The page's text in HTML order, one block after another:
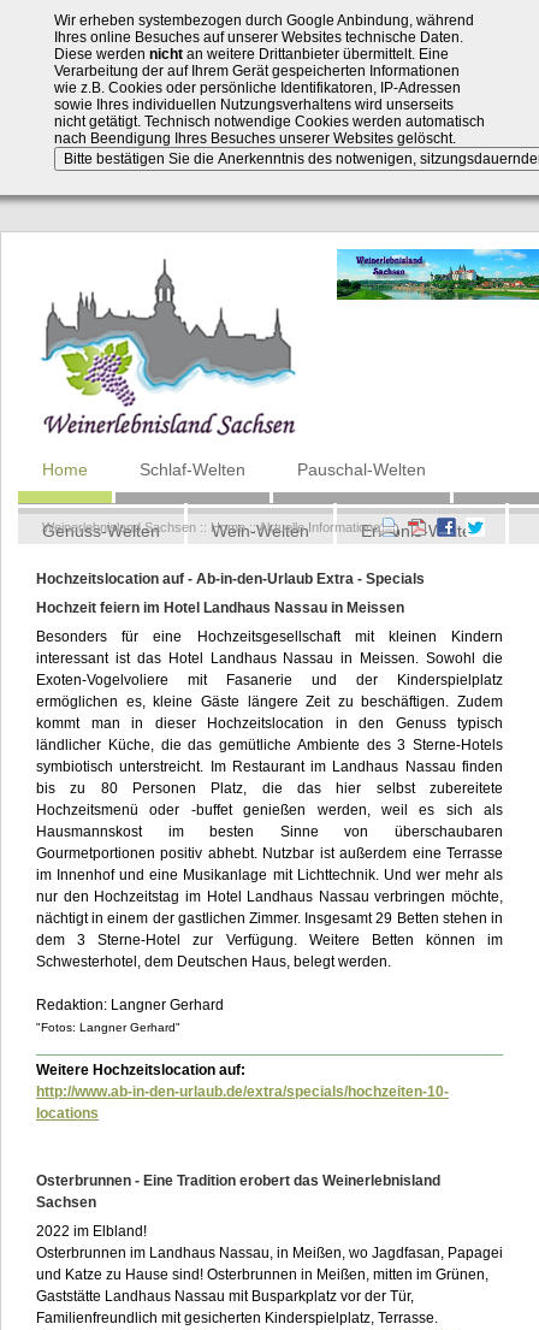
Wir erheben systembezogen durch Google Anbindung, während
Ihres online Besuches auf unserer Websites technische Daten.
Diese werden nichtan weitere Drittanbieter übermittelt. Eine
Verarbeitung der auf Ihrem Gerät gespeicherten Informationen
wie z.B. Cookies oder persönliche Identifikatoren, IP-Adressen
sowie Ihres individuellen Nutzungsverhaltens wird unserseits
nicht getätigt. Technisch notwendige Cookies werden automatisch
nach Beendigung Ihres Besuches unserer Websites gelöscht.
Navigation
überspringen
Home Schlaf-Welten Pauschal-Welten
Genuss-Welten Wein-Welten Erlebnis-Welten
Weinerlebnisland Sachsen :: Home::Aktuelle Informationen
Hochzeitslocation auf - Ab-in-den-Urlaub Extra - Specials
Hochzeit feiern im Hotel Landhaus Nassau in Meissen
Besonders für eine Hochzeitsgesellschaft mit kleinen Kindern
interessant ist das Hotel Landhaus Nassau in Meissen. Sowohl die
Exoten-Vogelvoliere mit Fasanerie und der Kinderspielplatz
ermöglichen es, kleine Gäste längere Zeit zu beschäftigen. Zudem
kommt man in dieser Hochzeitslocation in den Genuss typisch
ländlicher Küche, die das gemütliche Ambiente des 3 Sterne-Hotels
symbiotisch unterstreicht. Im Restaurant im Landhaus Nassau finden
bis zu 80 Personen Platz, die das hier selbst zubereitete
Hochzeitsmenü oder -buffet genießen werden, weil es sich als
Hausmannskost im besten Sinne von überschaubaren
Gourmetportionen positiv abhebt. Nutzbar ist außerdem eine Terrasse
im Innenhof und eine Musikanlage mit Lichttechnik. Und wer mehr als
nur den Hochzeitstag im Hotel Landhaus Nassau verbringen möchte,
nächtigt in einem der gastlichen Zimmer. Insgesamt 29 Betten stehen in
dem 3 Sterne-Hotel zur Verfügung. Weitere Betten können im
Schwesterhotel, dem Deutschen Haus, belegt werden.
Redaktion: Langner Gerhard
"Fotos: Langner Gerhard"
Weitere Hochzeitslocation auf:
http://www.ab-in-den-urlaub.de/extra/specials/hochzeiten-10-
locations
Osterbrunnen - Eine Tradition erobert das Weinerlebnisland
Sachsen
2022 im Elbland!
Osterbrunnen im Landhaus Nassau, in Meißen, wo Jagdfasan, Papagei
und Katze zu Hause sind! Osterbrunnen in Meißen, mitten im Grünen,
Gaststätte Landhaus Nassau mit Busparkplatz vor der Tür,
Familienfreundlich mit gesicherten Kinderspielplatz, Terrasse.